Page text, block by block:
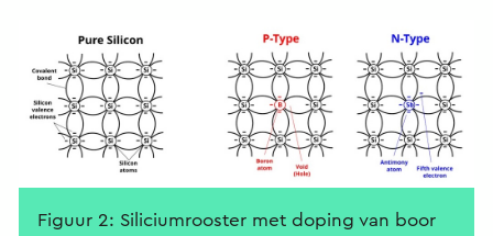
Figuur 2: Siliciumrooster met doping van boor